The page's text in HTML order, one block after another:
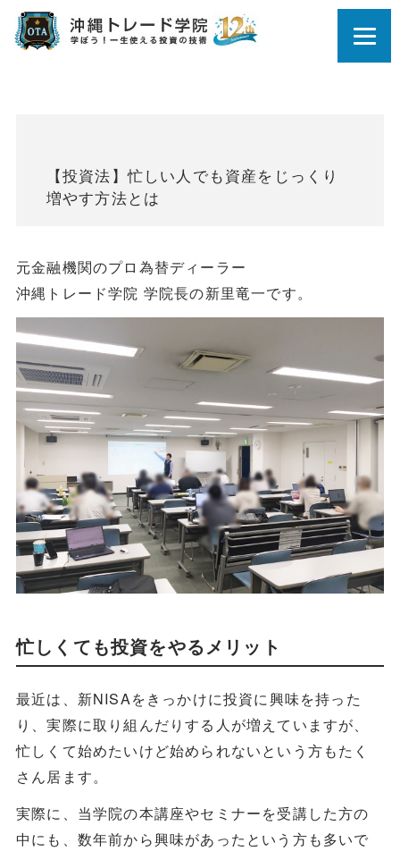
【投資法】忙しい人でも資産をじっくり
増やす方法とは
元金融機関のプロ為替ディーラー
沖縄トレード学院 学院長の新里竜一です。
忙しくても投資をやるメリット
最近は、新NISAをきっかけに投資に興味を持った
り、実際に取り組んだりする人が増えていますが、
忙しくて始めたいけど始められないという方もたく
さん居ます。
実際に、当学院の本講座やセミナーを受講した方の
中にも、数年前から興味があったという方も多いで